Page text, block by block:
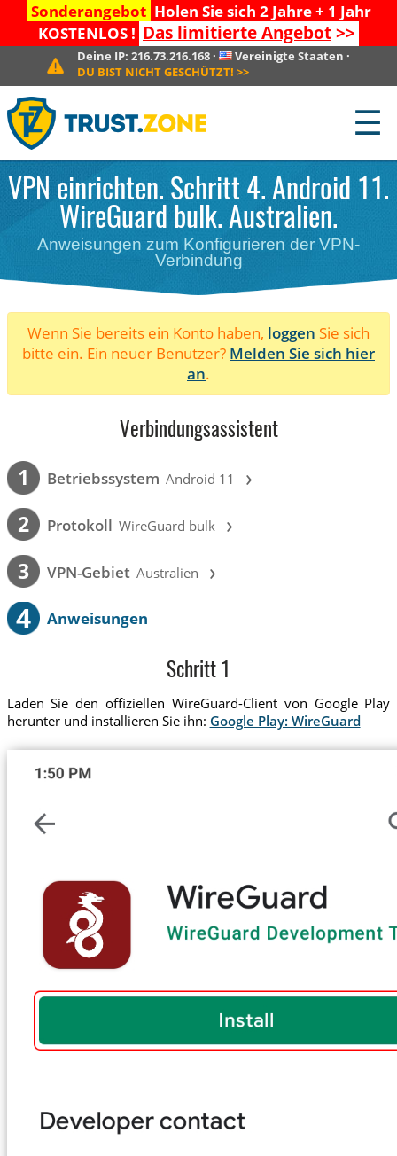
Sonderangebot Holen Sie sich 2 Jahre + 1 Jahr
KOSTENLOS ! Das limitierte Angebot>>
Deine IP: 216.73.216.168· Vereinigte Staaten ·
DU BIST NICHT GESCHÜTZT! >>
☰
VPN einrichten. Schritt 4. Android 11.
WireGuard bulk. Australien.
Anweisungen zum Konfigurieren der VPN-
Verbindung
Wenn Sie bereits ein Konto haben, loggen Sie sich
bitte ein. Ein neuer Benutzer? Melden Sie sich hier
an.
Verbindungsassistent
1 Betriebssystem Android 11 ›
2 Protokoll WireGuard bulk ›
3 VPN-Gebiet Australien ›
4 Anweisungen
Schritt 1
Laden Sie den offiziellen WireGuard-Client von Google Play
herunter und installieren Sie ihn: Google Play: WireGuard